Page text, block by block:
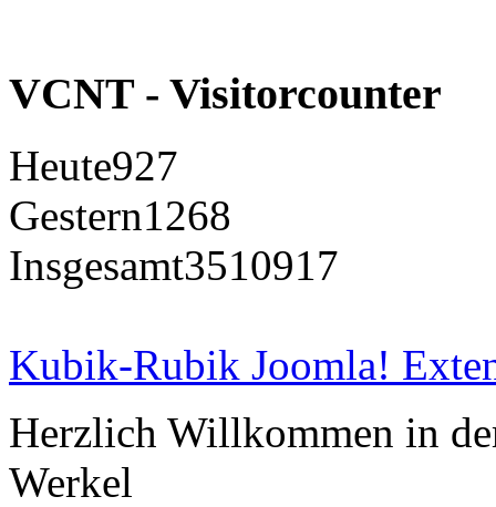
VCNT - Visitorcounter
Heute927
Gestern1268
Insgesamt3510917
Kubik-Rubik Joomla!
Herzlich Willkommen in
Werkel